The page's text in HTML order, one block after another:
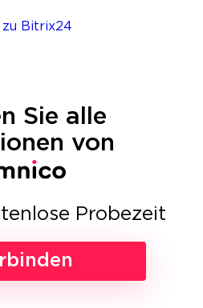
zu Bitrix24
Sie alle
von
Probezeit